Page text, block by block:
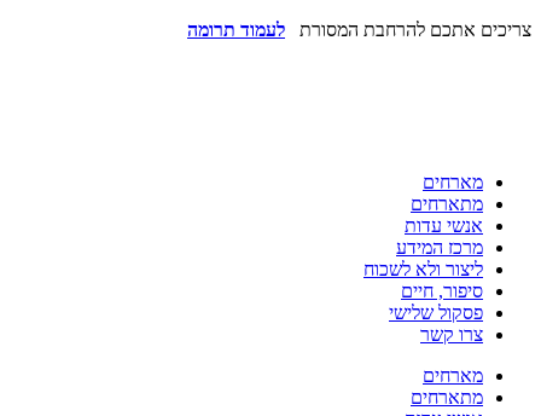
צריכים אתכם להרחבת המסורת לעמוד תרומה
מארחים
מתארחים
אנשי עדות
מרכז המידע
ליצור ולא לשכוח
סיפור, חיים
פסקול שלישי
צרו קשר
מארחים
מתארחים